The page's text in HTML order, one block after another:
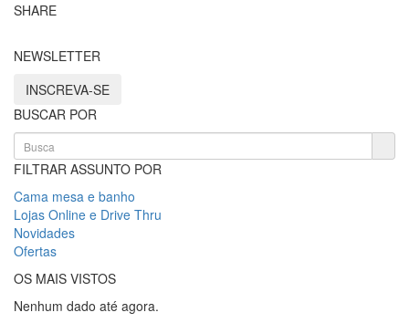
SHARE
NEWSLETTER
INSCREVA-SE
BUSCAR POR
FILTRAR ASSUNTO POR
Cama mesa e banho
Lojas Online e Drive Thru
Novidades
Ofertas
OS MAIS VISTOS
Nenhum dado até agora.